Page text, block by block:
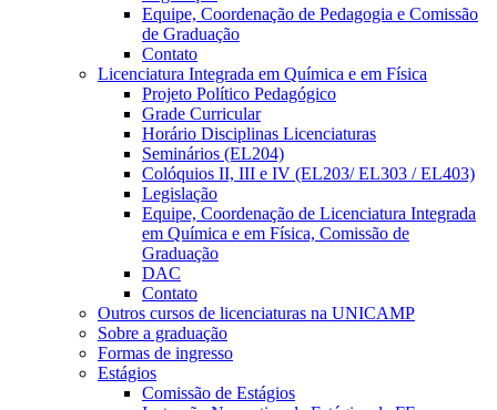
Equipe, Coordenação de Pedagogia e Comissão
de Graduação
Contato
Licenciatura Integrada em Química e em Física
Projeto Político Pedagógico
Grade Curricular
Horário Disciplinas Licenciaturas
Seminários (EL204)
Colóquios II, III e IV (EL203/ EL303 / EL403)
Legislação
Equipe, Coordenação de Licenciatura Integrada
em Química e em Física, Comissão de
Graduação
DAC
Contato
Outros cursos de licenciaturas na UNICAMP
Sobre a graduação
Formas de ingresso
Estágios
Comissão de Estágios